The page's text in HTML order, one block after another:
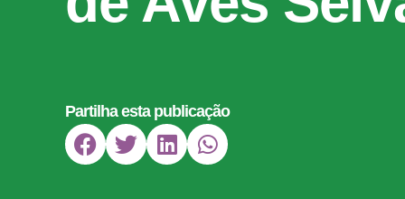
Partilha esta publicação